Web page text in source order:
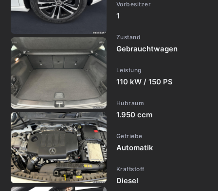
Vorbesitzer
1
Zustand
Gebrauchtwagen
Leistung
110 kW / 150 PS
Hubraum
1.950 ccm
Getriebe
Automatik
Kraftstoff
Diesel